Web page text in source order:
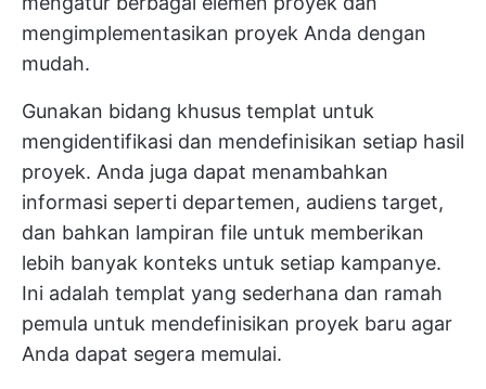
mengimplementasikan proyek Anda dengan
mudah.
Gunakan bidang khusus templat untuk
mengidentifikasi dan mendefinisikan setiap hasil
proyek. Anda juga dapat menambahkan
informasi seperti departemen, audiens target,
dan bahkan lampiran file untuk memberikan
lebih banyak konteks untuk setiap kampanye.
Ini adalah templat yang sederhana dan ramah
pemula untuk mendefinisikan proyek baru agar
Anda dapat segera memulai.